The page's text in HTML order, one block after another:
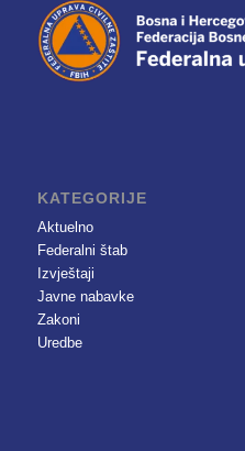
KATEGORIJE
Aktuelno
Federalni štab
Izvještaji
Javne nabavke
Zakoni
Uredbe